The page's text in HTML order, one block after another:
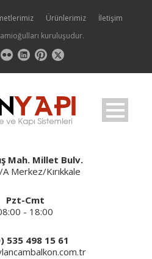
Ürünlerimiz
İletişim
kuruluşudur.
Mah. Millet Bulv.
Merkez/Kırıkkale
Pzt-Cmt
- 18:00
535 498 15 61